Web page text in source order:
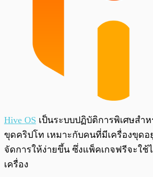
Hive OS เป็นระบบปฏิบัติการพิเศษสำ
ขุดคริปโท เหมาะกับคนที่มีเครื่องขุด
จัดการให้ง่ายขึ้น ซึ่งแพ็คเกจฟรีจะใช้
เครื่อง